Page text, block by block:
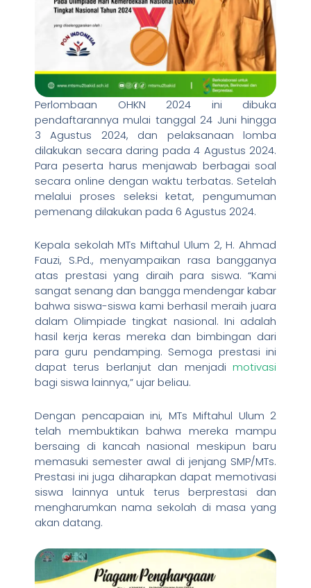
Perlombaan OHKN 2024 ini dibuka
pendaftarannya mulai tanggal 24 Juni hingga
3 Agustus 2024, dan pelaksanaan lomba
dilakukan secara daring pada 4 Agustus 2024.
Para peserta harus menjawab berbagai soal
secara online dengan waktu terbatas. Setelah
melalui proses seleksi ketat, pengumuman
pemenang dilakukan pada 6 Agustus 2024.
Kepala sekolah MTs Miftahul Ulum 2, H. Ahmad
Fauzi, S.Pd., menyampaikan rasa bangganya
atas prestasi yang diraih para siswa. “Kami
sangat senang dan bangga mendengar kabar
bahwa siswa-siswa kami berhasil meraih juara
dalam Olimpiade tingkat nasional. Ini adalah
hasil kerja keras mereka dan bimbingan dari
para guru pendamping. Semoga prestasi ini
dapat terus berlanjut dan menjadi motivasi
bagi siswa lainnya,” ujar beliau.
Dengan pencapaian ini, MTs Miftahul Ulum 2
telah membuktikan bahwa mereka mampu
bersaing di kancah nasional meskipun baru
memasuki semester awal di jenjang SMP/MTs.
Prestasi ini juga diharapkan dapat memotivasi
siswa lainnya untuk terus berprestasi dan
mengharumkan nama sekolah di masa yang
akan datang.